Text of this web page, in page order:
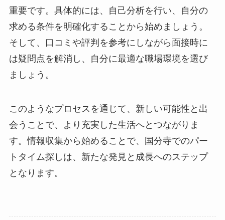
重要です。具体的には、自己分析を行い、自分の
求める条件を明確化することから始めましょう。
そして、口コミや評判を参考にしながら面接時に
は疑問点を解消し、自分に最適な職場環境を選び
ましょう。
このようなプロセスを通じて、新しい可能性と出
会うことで、より充実した生活へとつながりま
す。情報収集から始めることで、国分寺でのパー
トタイム探しは、新たな発見と成長へのステップ
となります。